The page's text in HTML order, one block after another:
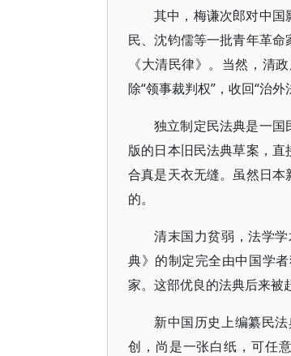
其中，梅谦次郎对中国
民、沈钧儒等一批青年革
《大清民律》。当然，清
除“领事裁判权”，收回“治外
独立制定民法典是一
版的日本旧民法典草案，
合真是天衣无缝。虽然日
的。
清末国力贫弱，法学
典》的制定完全由中国学
家。这部优良的法典后来被
新中国历史上编纂民
创，尚是一张白纸，可任